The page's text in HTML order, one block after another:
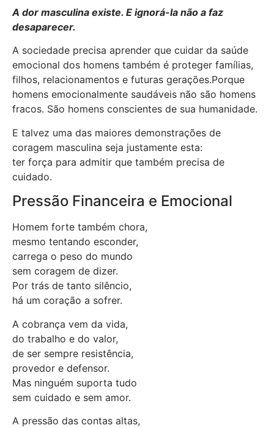
A dor masculina existe. E ignorá-la não a faz
desaparecer.
A sociedade precisa aprender que cuidar da saúde
emocional dos homens também é proteger famílias,
filhos, relacionamentos e futuras gerações.Porque
homens emocionalmente saudáveis não são homens
fracos. São homens conscientes de sua humanidade.
E talvez uma das maiores demonstrações de
coragem masculina seja justamente esta:
ter força para admitir que também precisa de
cuidado.
Pressão Financeira e Emocional
Homem forte também chora,
mesmo tentando esconder,
carrega o peso do mundo
sem coragem de dizer.
Por trás de tanto silêncio,
há um coração a sofrer.
A cobrança vem da vida,
do trabalho e do valor,
de ser sempre resistência,
provedor e defensor.
Mas ninguém suporta tudo
sem cuidado e sem amor.
A pressão das contas altas,